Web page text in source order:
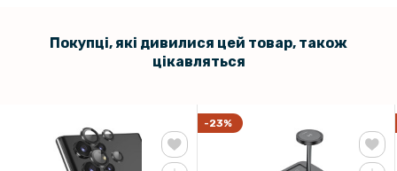
254 грн
299 грн
Plus з металевим кільцем тримачем та захистом для камери
101 грн
Покупці, які дивилися цей товар, також
цікавляться
-23%